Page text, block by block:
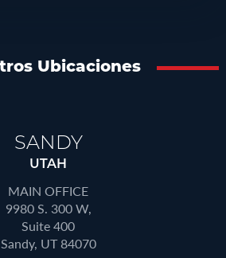
Ubicaciones
SANDY
UTAH
MAIN OFFICE
9980 S. 300 W,
Suite 400
Sandy, UT 84070